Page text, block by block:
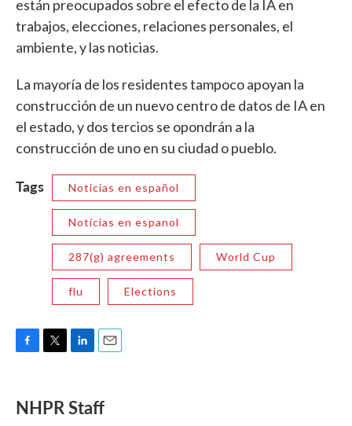
están preocupados sobre el efecto de la IA en
trabajos, elecciones, relaciones personales, el
ambiente, y las noticias.
La mayoría de los residentes tampoco apoyan la
construcción de un nuevo centro de datos de IA en
el estado, y dos tercios se opondrán a la
construcción de uno en su ciudad o pueblo.
Tags Noticias en español
Noticias en espanol
287(g) agreements World Cup
flu Elections
e
b
t
t
k
e
i
l
NHPR Staff